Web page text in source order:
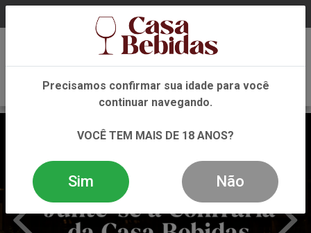
Precisamos confirmar sua idade para você
continuar navegando.
VOCÊ TEM MAIS DE 18 ANOS?
Sim Não